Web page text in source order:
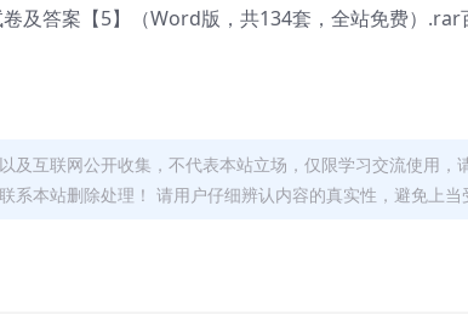
及答案【5】（Word版，共134套，全站免费）.rar
及互联网公开收集，不代表本站立场，仅限学习交流使用
系本站删除处理！ 请用户仔细辨认内容的真实性，避免上当